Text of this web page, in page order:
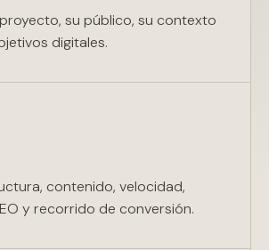
su público, su contexto
digitales.
contenido, velocidad,
y recorrido de conversión.